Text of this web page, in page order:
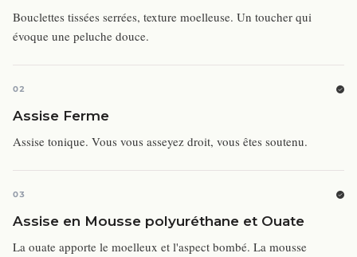
Bouclettes tissées serrées, texture moelleuse. Un toucher qui
évoque une peluche douce.
02
Assise Ferme
Assise tonique. Vous vous asseyez droit, vous êtes soutenu.
03
Assise en Mousse polyuréthane et Ouate
La ouate apporte le moelleux et l'aspect bombé. La mousse